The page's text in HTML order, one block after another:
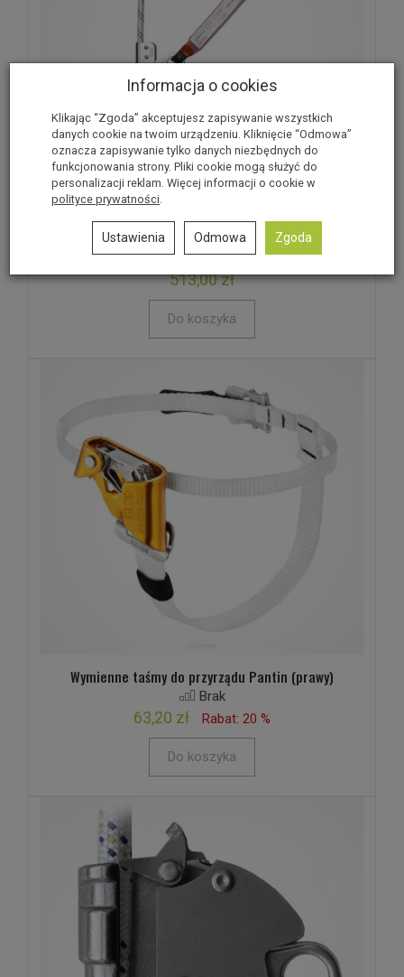
Zestaw amortyzujący PROTEKT Linostop II 50m
Brak
513,00 zł
Do koszyka
Wymienne taśmy do przyrządu Pantin (prawy)
Brak
63,20 zł Rabat: 20 %
Do koszyka
Informacja o cookies
Klikając “Zgoda” akceptujesz zapisywanie wszystkich
danych cookie na twoim urządzeniu. Kliknięcie “Odmowa”
oznacza zapisywanie tylko danych niezbędnych do
funkcjonowania strony. Pliki cookie mogą służyć do
personalizacji reklam. Więcej informacji o cookie w
polityce prywatności
Ustawienia Odmowa Zgoda